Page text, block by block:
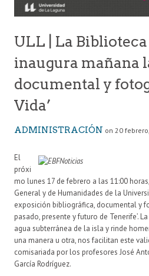
ULL | La
inaugura mañana
documental y
Vida’
ADMINISTRACIÓN on 20
El
próxi
mo lunes 17 de febrero a las 11:00
General y de Humanidades de la
exposición bibliográfica, documental y
pasado, presente y futuro de Tenerife’.
agua subterránea de la isla y rinde
una manera u otra, nos facilitan este
comisariada por los profesores José
García Rodríguez.